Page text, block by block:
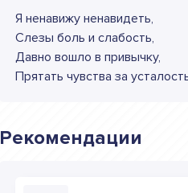
Я ненавижу ненавидеть,
Слезы боль и слабость,
Давно вошло в привычку,
Прятать чувства за
Рекомендации